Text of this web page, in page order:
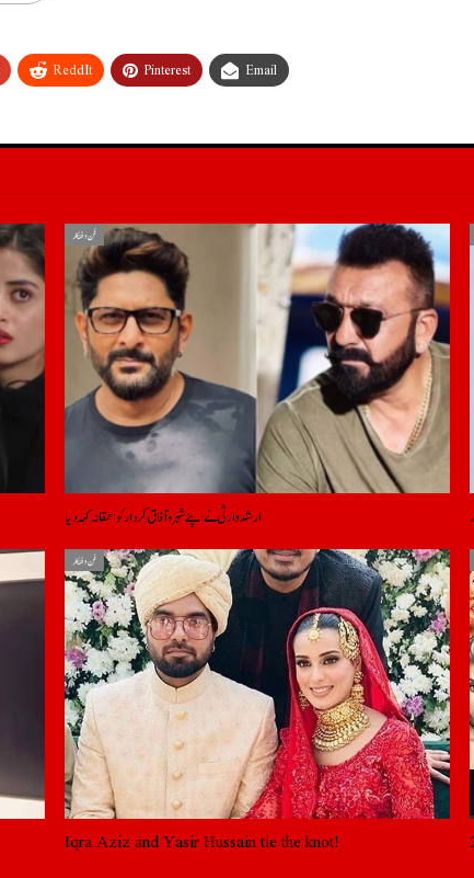
ReddIt Pinterest Email
فن و فنکار
ارشد وارثی نے اپنے شہرہ آفاق کردار کو احمقانہ کہہ دیا
فن و فنکار
Iqra Aziz and Yasir Hussain tie the knot!